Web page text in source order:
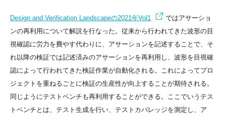
Design and Verification Landscapeの2021年Vol1
ではアサーショ
ンの再利用について解説を行なった。従来から行われてきた波形の目
視確認に労力を費やす代わりに、アサーションを記述することで、そ
れ以降の検証では記述済みのアサーションを再利用し、波形を目視確
認によって行われてきた検証作業が自動化される。これによってプロ
ジェクトを重ねるごとに検証の生産性が向上することが期待される。
同じようにテストベンチも再利用することができる。ここでいうテス
トベンチとは、テスト生成を行い、テストカバレッジを測定し、ア